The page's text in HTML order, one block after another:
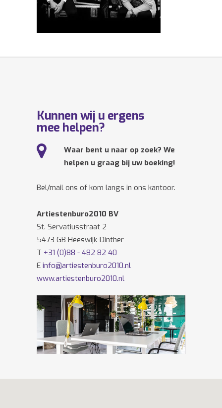
Kunnen wij u ergens
mee helpen?
Waar bent u naar op zoek? We
helpen u graag bij uw boeking!
Bel/mail ons of kom langs in ons kantoor.
Artiestenburo2010 BV
St. Servatiusstraat 2
5473 GB Heeswijk-Dinther
T +31 (0)88 - 482 82 40
E info@artiestenburo2010.nl
www.artiestenburo2010.nl
Volg ons ook opFacebookenTwitter